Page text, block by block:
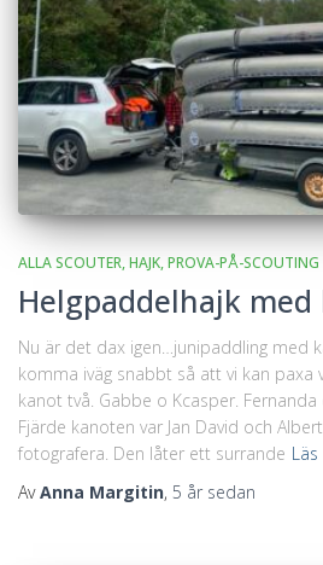
ALLA SCOUTER HAJK PROVA-PÅ-SCOUTING
Helgpaddelhajk med
Nu är det dax igen…junipaddling med
komma iväg snabbt så att vi kan paxa
kanot två. Gabbe o Kcasper.
Fjärde kanoten var Jan David och
fotografera. Den låter ett surrande
AvAnna Margitin, 5 år sedan